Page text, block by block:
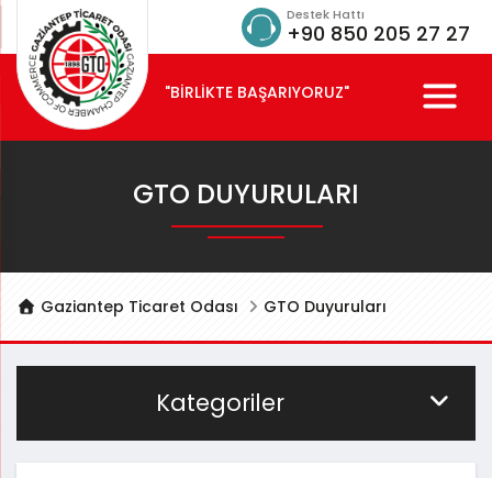
Destek Hattı
+90 850 205 27 27
"BİRLİKTE BAŞARIYORUZ"
GTO DUYURULARI
Gaziantep Ticaret Odası GTO Duyuruları
Kategoriler